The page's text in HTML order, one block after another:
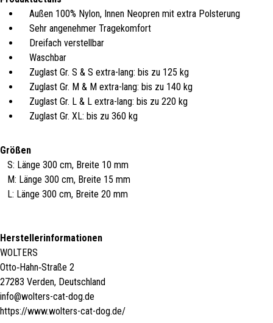
Außen 100% Nylon, Innen Neopren mit extra Polsterung
Sehr angenehmer Tragekomfort
Dreifach verstellbar
Waschbar
Zuglast Gr. S & S extra-lang: bis zu 125 kg
Zuglast Gr. M & M extra-lang: bis zu 140 kg
Zuglast Gr. L & L extra-lang: bis zu 220 kg
Zuglast Gr. XL: bis zu 360 kg
Größen
S: Länge 300 cm, Breite 10 mm
M: Länge 300 cm, Breite 15 mm
L: Länge 300 cm, Breite 20 mm
Herstellerinformationen
WOLTERS
Otto‑Hahn‑Straße 2
27283 Verden, Deutschland
info@wolters-cat-dog.de
https://www.wolters-cat-dog.de/